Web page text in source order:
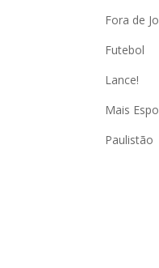
Fora de
Futebol
Lance!
Mais
Paulistão